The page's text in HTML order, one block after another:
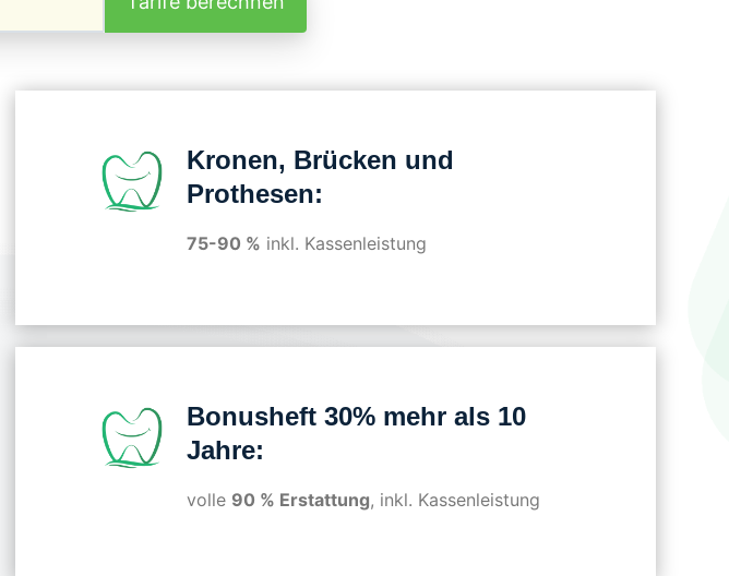
Kronen, Brücken und
Prothesen:
75-90 % inkl. Kassenleistung
Bonusheft 30% mehr als 10
Jahre:
volle 90 % Erstattung, inkl. Kassenleistung